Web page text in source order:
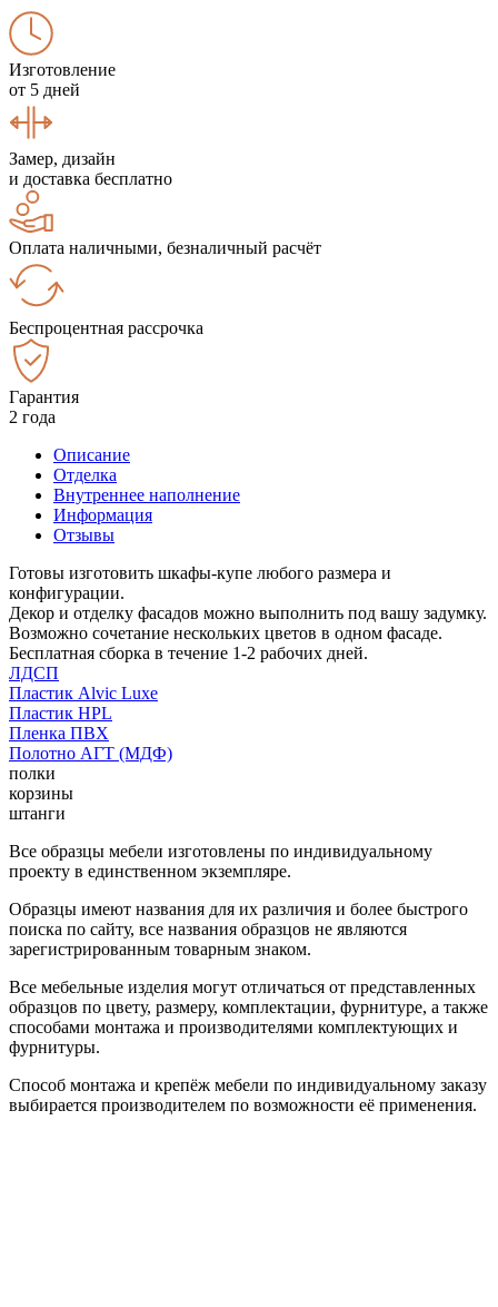
Изготовление
от 5 дней
Замер, дизайн
и доставка бесплатно
Оплата наличными, безналичный расчёт
Беспроцентная рассрочка
Гарантия
2 года
Описание
Отделка
Внутреннее наполнение
Информация
Отзывы
Готовы изготовить шкафы-купе любого размера и
конфигурации.
Декор и отделку фасадов можно выполнить под вашу задумку.
Возможно сочетание нескольких цветов в одном фасаде.
Бесплатная сборка в течение 1-2 рабочих дней.
ЛДСП
Пластик Alvic Luxe
Пластик HPL
Пленка ПВХ
Полотно АГТ (МДФ)
полки
корзины
штанги
Все образцы мебели изготовлены по индивидуальному
проекту в единственном экземпляре.
Образцы имеют названия для их различия и более быстрого
поиска по сайту, все названия образцов не являются
зарегистрированным товарным знаком.
Все мебельные изделия могут отличаться от представленных
образцов по цвету, размеру, комплектации, фурнитуре, а также
способами монтажа и производителями комплектующих и
фурнитуры.
Способ монтажа и крепёж мебели по индивидуальному заказу
выбирается производителем по возможности её применения.